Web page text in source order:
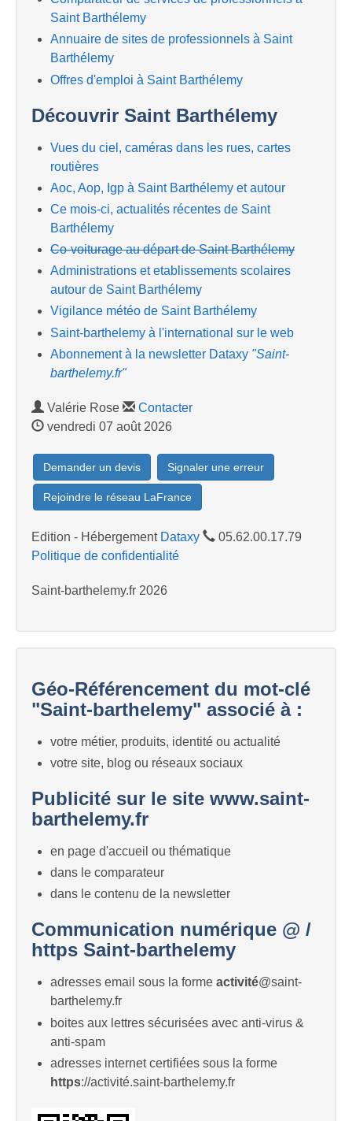
Saint Barthélemy
Annuaire de sites de professionnels à Saint
Barthélemy
Offres d'emploi à Saint Barthélemy
Découvrir Saint Barthélemy
Vues du ciel, caméras dans les rues, cartes
routières
Aoc, Aop, Igp à Saint Barthélemy et autour
Ce mois-ci, actualités récentes de Saint
Barthélemy
Co-voiturage au départ de Saint Barthélemy
Administrations et etablissements scolaires
autour de Saint Barthélemy
Vigilance météo de Saint Barthélemy
Saint-barthelemy à l'international sur le web
Abonnement à la newsletter Dataxy "Saint-
barthelemy.fr"
Valérie Rose
Contacter
vendredi 07 août 2026
Demander un devis Signaler une erreur
Rejoindre le réseau LaFrance
Edition - Hébergement Dataxy
05.62.00.17.79
Politique de confidentialité
Saint-barthelemy.fr 2026
Géo-Référencement du mot-clé
"Saint-barthelemy" associé à :
votre métier, produits, identité ou actualité
votre site, blog ou réseaux sociaux
Publicité sur le site www.saint-
barthelemy.fr
en page d'accueil ou thématique
dans le comparateur
dans le contenu de la newsletter
Communication numérique @ /
https Saint-barthelemy
adresses email sous la forme activité@saint-
barthelemy.fr
boites aux lettres sécurisées avec anti-virus &
anti-spam
adresses internet certifiées sous la forme
https://activité.saint-barthelemy.fr